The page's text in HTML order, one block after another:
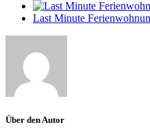
Last Minute
Über den Autor